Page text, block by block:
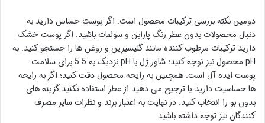
دومین نکته بررسی ترکیبات محصول است. اگر پوست حساس دارید به
دنبال محصولات بدون عطر رنگ پارابن و سولفات باشید. اگر پوست خشک
دارید ترکیبات مرطوب کننده مانند گلیسیرین و روغن ها را جستجو کنید. به
pH محصول نیز توجه کنید؛ شاور ژل با pH نزدیک به 5.5 برای سلامت
پوست ایده آل است. همچنین به رایحه محصول دقت کنید؛ اگر به رایحه
ها حساسیت دارید یا ترجیح می دهید از عطر استفاده نکنید گزینه های
بدون بو را انتخاب کنید. در نهایت به اعتبار برند و نظرات سایر مصرف
کنندگان نیز توجه داشته باشید.